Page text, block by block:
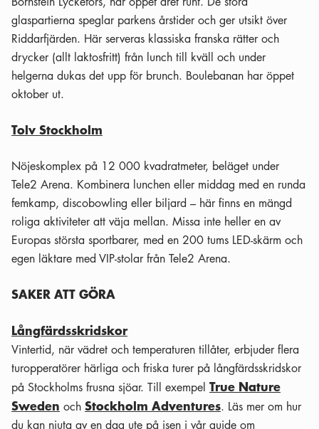
glaspartierna speglar parkens årstider och ger utsikt över
Riddarfjärden. Här serveras klassiska franska rätter och
drycker (allt laktosfritt) från lunch till kväll och under
helgerna dukas det upp för brunch. Boulebanan har öppet
oktober ut.
Tolv Stockholm
Nöjeskomplex på 12 000 kvadratmeter, beläget under
Tele2 Arena. Kombinera lunchen eller middag med en runda
femkamp, discobowling eller biljard – här finns en mängd
roliga aktiviteter att väja mellan. Missa inte heller en av
Europas största sportbarer, med en 200 tums LED-skärm och
egen läktare med VIP-stolar från Tele2 Arena.
SAKER ATT GÖRA
Långfärdsskridskor
Vintertid, när vädret och temperaturen tillåter, erbjuder flera
turopperatörer härliga och friska turer på långfärdsskridskor
på Stockholms frusna sjöar. Till exempel True Nature
Sweden och Stockholm Adventures. Läs mer om hur
du kan njuta av en dag ute på isen i vår guide om